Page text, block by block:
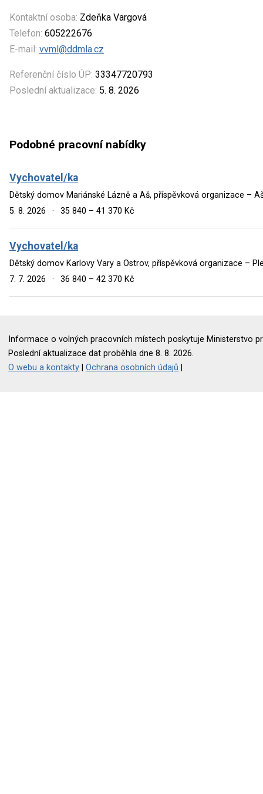
Kontaktní osoba: Zdeňka Vargová
Telefon: 605222676
E-mail: vvml@ddmla.cz
Referenční číslo ÚP: 33347720793
Poslední aktualizace: 5. 8. 2026
Podobné pracovní nabídky
Vychovatel/ka
Dětský domov Mariánské Lázně a Aš, příspěvková organizace –
5. 8. 2026
· 35 840 – 41 370 Kč
Vychovatel/ka
Dětský domov Karlovy Vary a Ostrov, příspěvková organizace –
7. 7. 2026
· 36 840 – 42 370 Kč
Informace o volných pracovních místech poskytuje Ministerstvo
Poslední aktualizace dat proběhla dne 8. 8. 2026.
O webu a kontakty |Ochrana osobních údajů